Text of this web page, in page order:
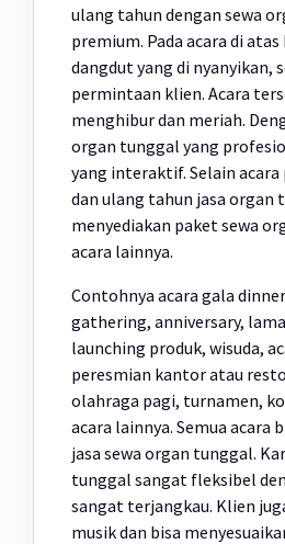
ulang tahun dengan sewa
premium. Pada acara di
dangdut yang di nyanyikan,
permintaan klien. Acara
menghibur dan meriah.
organ tunggal yang
yang interaktif. Selain acara
dan ulang tahun jasa organ
menyediakan paket sewa
acara lainnya.
Contohnya acara gala
gathering, anniversary,
launching produk, wisuda,
peresmian kantor atau
olahraga pagi, turnamen,
acara lainnya. Semua acara
jasa sewa organ tunggal.
tunggal sangat fleksibel
sangat terjangkau. Klien
musik dan bisa